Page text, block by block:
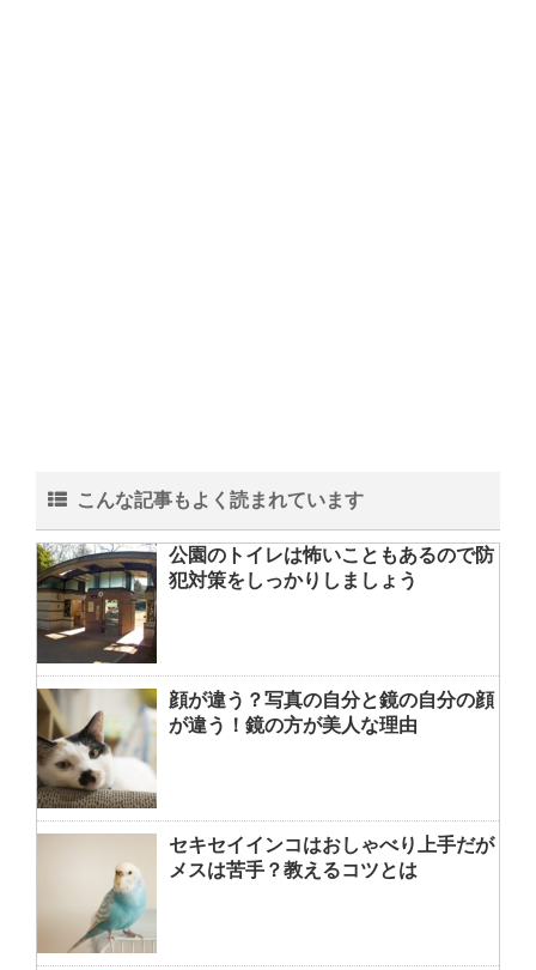
こんな記事もよく読まれています
公園のトイレは怖いこともあるので防
犯対策をしっかりしましょう
顔が違う？写真の自分と鏡の自分の顔
が違う！鏡の方が美人な理由
セキセイインコはおしゃべり上手だが
メスは苦手？教えるコツとは